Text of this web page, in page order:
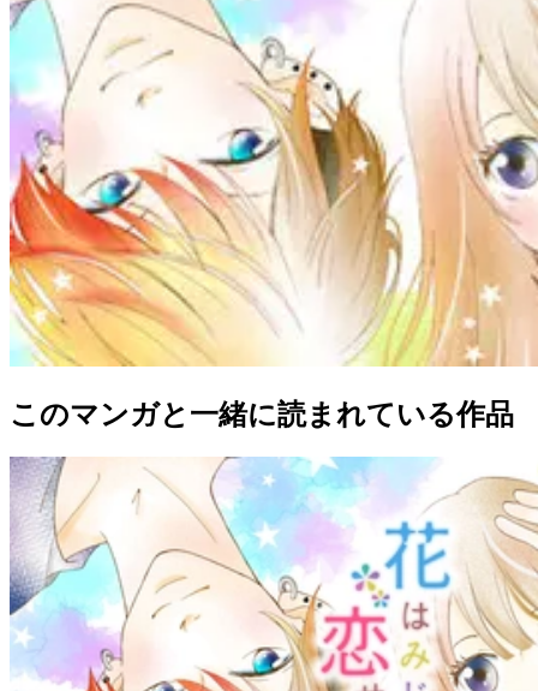
このマンガと一緒に読まれている作品